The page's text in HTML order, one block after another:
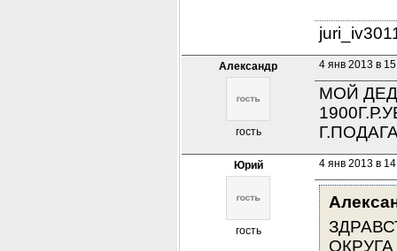
Александр
гость
4 янв 2013 в
МОЙ
Юрий
гость
4 янв 2013 в